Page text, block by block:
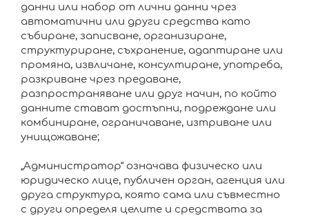
данни или набор от лични данни чрез
автоматични или други средства като
събиране, записване, организиране,
структуриране, съхранение, адаптиране или
промяна, извличане, консултиране, употреба,
разкриване чрез предаване,
разпространяване или друг начин, по който
данните стават достъпни, подреждане или
комбиниране, ограничаване, изтриване или
унищожаване;
„Администратор“ означава физическо или
юридическо лице, публичен орган, агенция или
друга структура, която сама или съвместно
с други определя целите и средствата за